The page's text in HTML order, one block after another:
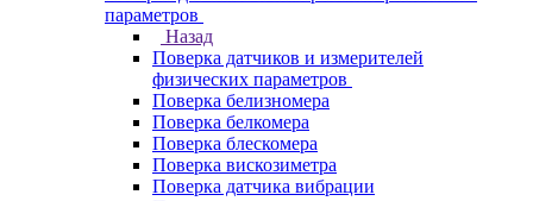
параметров
Назад
Поверка датчиков и измерителей
физических параметров
Поверка белизномера
Поверка белкомера
Поверка блескомера
Поверка вискозиметра
Поверка датчика вибрации